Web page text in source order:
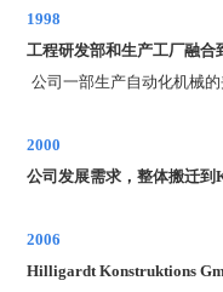
1998
工程研发部和生产工厂融合
公司一部生产自动化机械
2000
公司发展需求，整体搬迁到
2006
Hilligardt Konstruktions